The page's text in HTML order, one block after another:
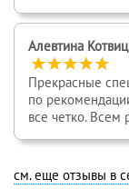
Алевтина
Прекрасные
по
все четко.
см. еще отзывы в